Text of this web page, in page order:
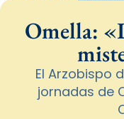
Omella:
El Arzobispo
jornadas de